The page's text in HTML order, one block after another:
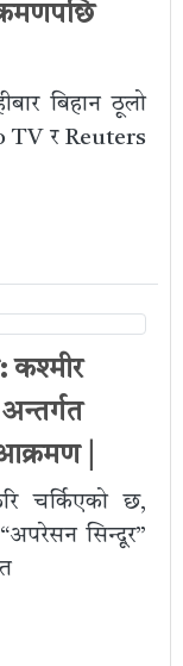
बिहान ठूलो
TV र Reuters
कश्मीर
|
चर्किएको छ,
सिन्दूर”